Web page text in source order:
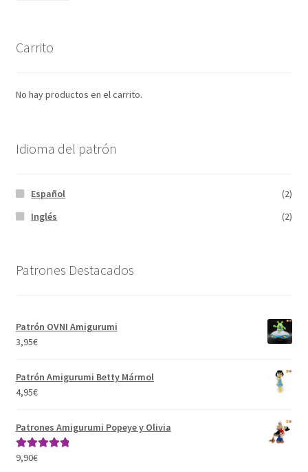
Carrito
No hay productos en el carrito.
Idioma del patrón
Español
(2)
Inglés
(2)
Patrones Destacados
Patrón OVNI Amigurumi
3,95€
Patrón Amigurumi Betty Mármol
4,95€
Patrones Amigurumi Popeye y Olivia
Valorado con
9,90€